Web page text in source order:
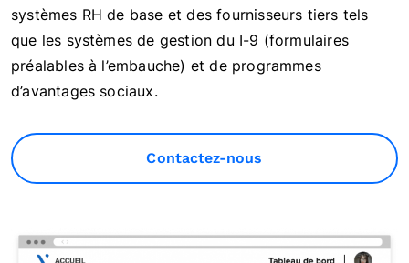
systèmes RH de base et des fournisseurs tiers tels
que les systèmes de gestion du I-9 (formulaires
préalables à l’embauche) et de programmes
d’avantages sociaux.
Contactez-nous